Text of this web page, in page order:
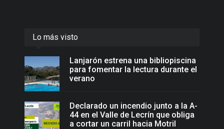
Lo más visto
Lanjarón estrena una bibliopiscina
para fomentar la lectura durante el
verano
Declarado un incendio junto a la A-
44 en el Valle de Lecrín que obliga
a cortar un carril hacia Motril